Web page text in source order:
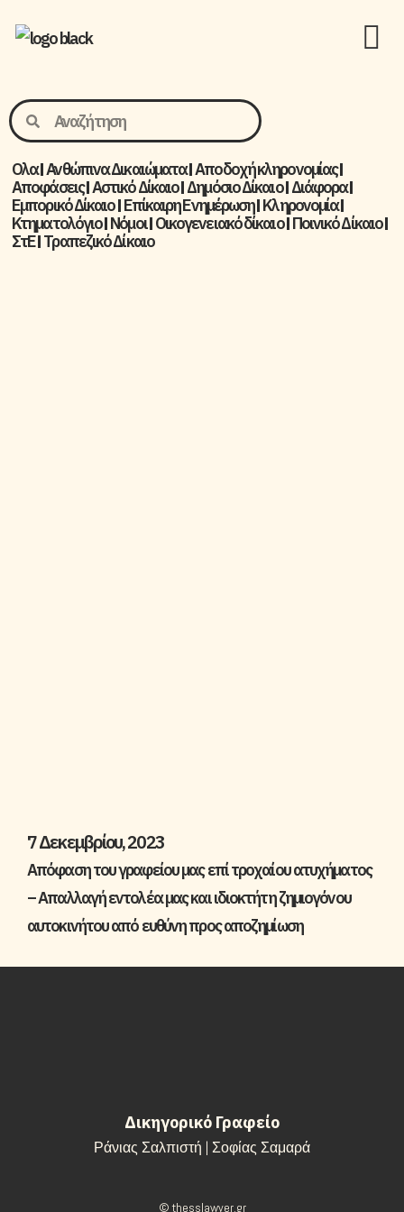
Ολα Ανθώπινα Δικαιώματα Aποδοχή κληρονομίας
Αποφάσεις Αστικό Δίκαιο Δημόσιο Δίκαιο Διάφορα
Εμπορικό Δίκαιο Επίκαιρη Ενημέρωση Kληρονομία
Κτηματολόγιο Νόμοι Οικογενειακό δίκαιο Ποινικό Δίκαιο
ΣτΕ Τραπεζικό Δίκαιο
7 Δεκεμβρίου, 2023
Απόφαση του γραφείου μας επί τροχαίου ατυχήματος
– Απαλλαγή εντολέα μας και ιδιοκτήτη ζημιογόνου
αυτοκινήτου από ευθύνη προς αποζημίωση
Δικηγορικό Γραφείο
Ράνιας Σαλπιστή | Σοφίας Σαμαρά
© thesslawyer.gr